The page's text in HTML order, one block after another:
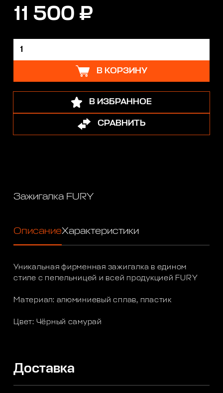
11 500 ₽
В КОРЗИНУ
В ИЗБРАННОЕ
СРАВНИТЬ
Зажигалка FURY
ОписаниеХарактеристики
Уникальная фирменная зажигалка в едином
стиле с пепельницей и всей продукцией FURY
Материал: алюминиевый сплав, пластик
Цвет: Чёрный самурай
Доставка